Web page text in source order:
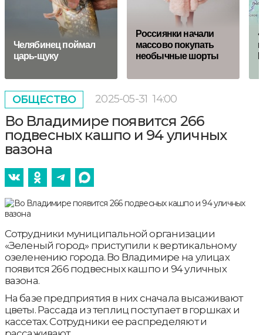
Челябинец поймал
царь-щуку
Россиянки начали
массово покупать
необычные шорты
ОБЩЕСТВО 2025-05-31 14:00
Во Владимире появится 266
подвесных кашпо и 94 уличных
вазона
Сотрудники муниципальной организации
«Зеленый город» приступили к вертикальному
озеленению города. Во Владимире на улицах
появится 266 подвесных кашпо и 94 уличных
вазона.
На базе предприятия в них сначала высаживают
цветы. Рассада из теплиц поступает в горшках и
кассетах. Сотрудники ее распределяют и